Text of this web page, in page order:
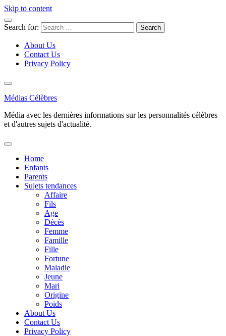
Skip to content
Search for:
About Us
Contact Us
Privacy Policy
Médias Célèbres
Média avec les dernières informations sur les personnalités célèbres
et d'autres sujets d'actualité.
Home
Enfants
Parents
Sujets tendances
Affaire
Fils
Age
Décès
Femme
Famille
Fille
Fortune
Maladie
Jeune
Mari
Origine
Poids
About Us
Contact Us
Privacy Policy